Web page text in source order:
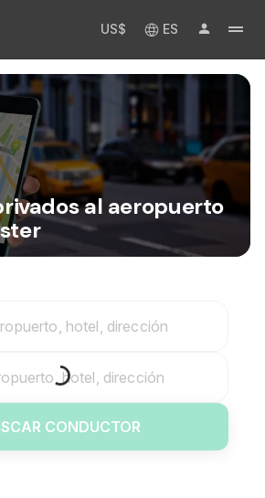
US$ ES
al aeropuerto
hotel, dirección
hotel, dirección
CONDUCTOR